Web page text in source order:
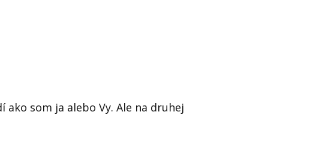
ako som ja alebo Vy. Ale na druhej